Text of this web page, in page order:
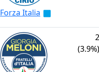
Forza Italia
2
(3.9%)